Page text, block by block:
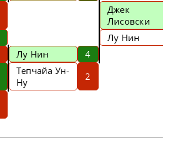
Джек
Лисовски
Лу Нин
Лу Нин
4
Тепчайа Ун-
Ну
2